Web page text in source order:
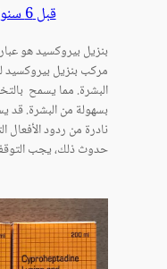
قبل 6 سنوات
بنزيل بيروكسيد هو
مركب بنزيل بيروكسيد
البشرة. مما يسمح
بسهولة من البشرة. قد
نادرة من ردود
حدوث ذلك، يجب